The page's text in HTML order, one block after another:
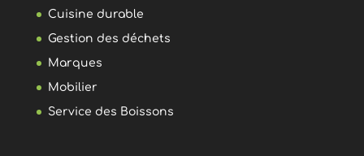
Cuisine durable
Gestion des déchets
Marques
Mobilier
Service des Boissons